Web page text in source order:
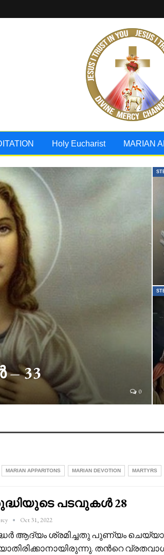
Holy Eucharist MARIAN
33
0
MARIAN APPARITONS MARIAN DEVOTION MARTYRS
പടവുകൾ 28
Oct 31, 2022
ആദ്യം ശ്രമിച്ചതു പുണ്യം
തൻറെ